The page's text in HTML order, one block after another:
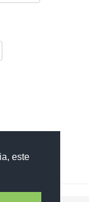
este